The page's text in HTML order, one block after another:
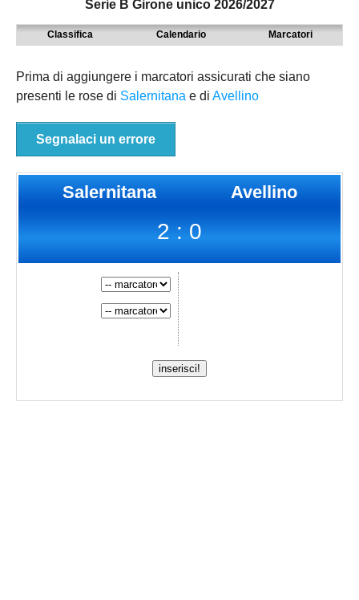
PARMA
PIACENZA
9° TORNEO EMILIAGOL
ECCELLENZA
PRIMA
SECONDA
REGIONALI
Serie B Girone unico 2026/2027
Classifica Calendario Marcatori
Prima di aggiungere i marcatori assicurati che siano
presenti le rose di Salernitana e di Avellino
Segnalaci un errore
Salernitana Avellino
2 : 0